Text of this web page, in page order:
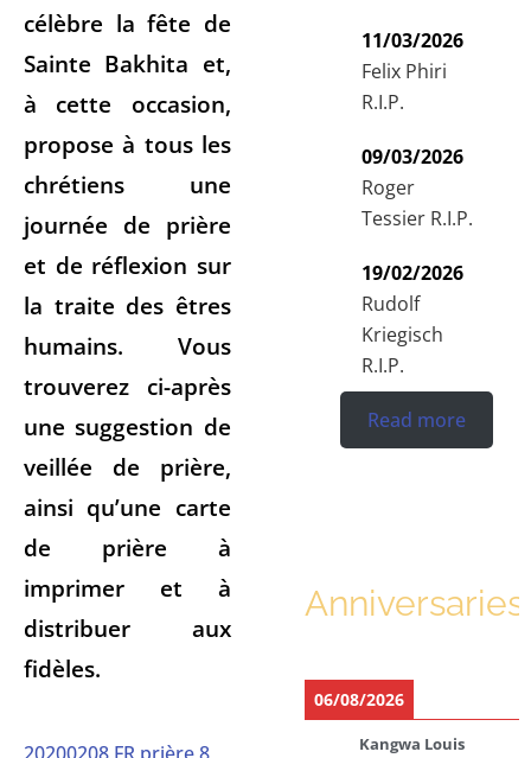
célèbre la fête de
Sainte Bakhita et,
à cette occasion,
propose à tous les
chrétiens une
journée de prière
et de réflexion sur
la traite des êtres
humains. Vous
trouverez ci-après
une suggestion de
veillée de prière,
ainsi qu’une carte
de prière à
imprimer et à
distribuer aux
fidèles.
20200208 FR prière 8
11/03/2026
Felix Phiri
R.I.P.
09/03/2026
Roger
Tessier R.I.P.
19/02/2026
Rudolf
Kriegisch
R.I.P.
Read more
Anniversaries
06/08/2026
Kangwa Louis